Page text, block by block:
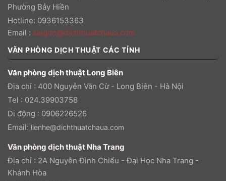
Phường Bảy Hiền
Hotline: 0936153363
Email : saigon@dichthuatchaua.com
VĂN PHÒNG DỊCH THUẬT CÁC TỈNH
Văn phòng dịch thuật Long Biên
Địa chỉ : 400 Nguyễn Văn Cừ - Long Biên - Hà Nội
Tel : 024.39903758
Di động : 0906226526
Email: lienhe@dichthuatchaua.com
Văn phòng dịch thuật Nha Trang
Địa chỉ : 2A Nguyễn Đình Chiểu - Đại Học Nha Trang -
Khánh Hòa